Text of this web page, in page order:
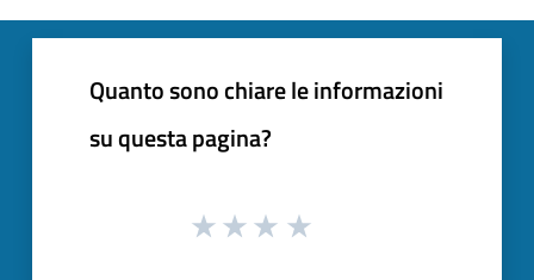
Quanto sono chiare le informazioni
su questa pagina?